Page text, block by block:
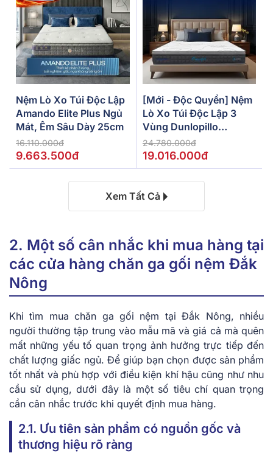
Nệm Lò Xo Túi Độc Lập
Amando Elite Plus Ngủ
Mát, Êm Sâu Dày 25cm
16.110.000đ
9.663.500đ
[Mới - Độc Quyền] Nệm
Lò Xo Túi Độc Lập 3
Vùng Dunlopillo
De.Stress Powerful
24.780.000đ
19.016.000đ
Xem Tất Cả
2. Một số cân nhắc khi mua hàng tại
các cửa hàng chăn ga gối nệm Đắk
Nông
Khi tìm mua chăn ga gối nệm tại Đắk Nông, nhiều
người thường tập trung vào mẫu mã và giá cả mà quên
mất những yếu tố quan trọng ảnh hưởng trực tiếp đến
chất lượng giấc ngủ. Để giúp bạn chọn được sản phẩm
tốt nhất và phù hợp với điều kiện khí hậu cũng như nhu
cầu sử dụng, dưới đây là một số tiêu chí quan trọng
cần cân nhắc trước khi quyết định mua hàng.
2.1. Ưu tiên sản phẩm có nguồn gốc và
thương hiệu rõ ràng